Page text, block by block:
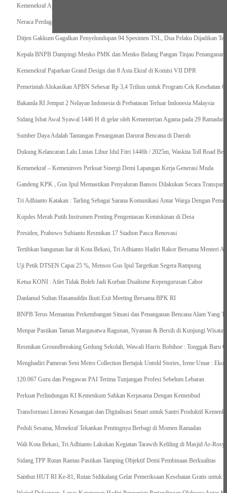
Kemenekraf Ajak Kabinet Merah Putih Nobar Film Animasi Jumbo
Neraca Perdagangan Indonesia Surplus 58 Bulan Berturut-turut
Ditjen Gakkum Gagalkan Penyelundupan 94 Spesimen TSL, Dua Pelaku Dijadikan
Kepala BNPB Dampingi Menko PMK dan Menko Bidang Pangan Tinjau Penanganan
Kemenekraf Paparkan Grand Design dan 8 Asta Ekraf di Komisi VII DPR
Pemerintah Alokasikan APBN Sebesar Rp 3,4 Triliun untuk Program Cek Kesehatan
Bakamla RI Jemput 2 Nelayan Indonesia di Perbatasan Terluar Indonesia Malaysia
Sidang Isbat Awal Syawal 1446 H di gelar oleh Kementerian Agama pada 29 Ramadan
Sumber Daya Adalah Tantangan Penanganan Darurat Bencana di Daerah
Dukung Kelancaran Lalu Lintas Libur Idul Fitri 1446h / 2025m, Waskita Toll Road
Kemenekraf – Kemeninves Perkuat Sinergi Demi Lapangan Kerja Generasi Muda
Gandeng KPK , Gus Ipul Memastikan Penyaluran Bansos Dilakukan Secara Transparan
Tri Adhianto Katakan : Tarling Sebagai Sarana Komunikasi Antar Warga Dengan
Kopdes Merah Putih Instrumen Penting Pengentasan Kemiskinan di Desa
Presiden, Prabowo Subianto Resmikan 17 Stadion Pasca Renovasi
Tertibkan bangunan liar di Kota Bekasi, Tri Adhianto Hadiri Rakor Bersama Menteri
Uji Petik DTSEN Capai 25 %, Mensos Gus Ipul Targetkan Segera Rampung
Ketua KONI : Atlet Tidak Boleh Jadi Korban Dualisme Kepengurusan Cabor
Danlanud Sultan Hasanuddin Ikuti Exit Meeting Bersama BPK RI
BNPB Terus Memantau Perkembangan Situasi dan Penanganan Bencana Alam Yang
Menpar Pastikan Taman Margasatwa Ragunan, Nyaman & Bersih di Kunjungi
Resmikan Groundbreaking Gedung Sekolah, Wawali Harris Bobihoe : Tonggak Baru
Menghadiri Pameran Seni Meiro Collection Bertajuk Untold Stories, Irene Umar :
120.067 Guru dan Pengawas PAI Terima Tunjangan Profesi Sebelum Lebaran
Perkuat Perlindungan KI Kemenkum Sahkan Kerjasama Dengan Kemenbud
Transformasi Literasi Keuangan dan Digitalisasi Smart untuk Santri Produktif
Peduli Sesama, Menekraf Tekankan Pentingnya Berbagi di Momen Ramadan
Wali Kota Bekasi, Tri Adhianto Lakukan Kegiatan Tarawih Keliling di Masjid Ar-
Sidang TPP Rutan Rantau Pastikan Tamping Objektif Demi Pembinaan Berkualitas
Sambut HUT RI Ke-81, Rutan Sidikalang Gelar Pemeriksaan Kesehatan Gratis untuk